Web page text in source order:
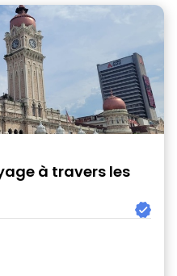
à travers les